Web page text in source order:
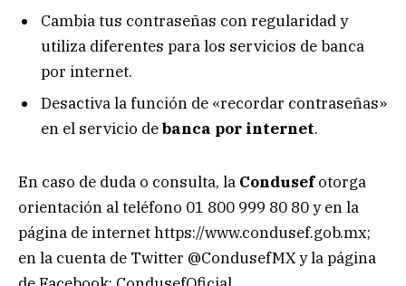
Cambia tus contraseñas con regularidad y
utiliza diferentes para los servicios de banca
por internet.
Desactiva la función de «recordar contraseñas»
en el servicio debanca por internet.
En caso de duda o consulta, la Condusefotorga
orientación al teléfono 01 800 999 80 80 y en la
página de internet https://www.condusef.gob.mx;
en la cuenta de Twitter @CondusefMX y la página